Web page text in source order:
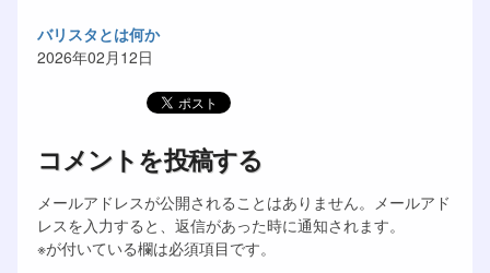
バリスタとは何か
2026年02月12日
コメントを投稿する
メールアドレスが公開されることはありません。メールアド
レスを入力すると、返信があった時に通知されます。
※が付いている欄は必須項目です。